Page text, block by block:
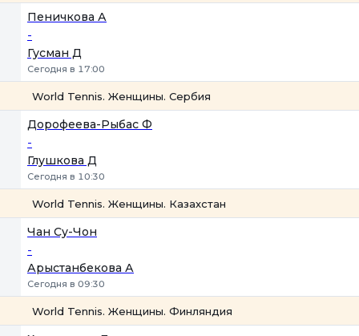
Пеничкова А
-
Гусман Д
Сегодня в 17:00
World Tennis. Женщины. Сербия
Дорофеева-Рыбас Ф
-
Глушкова Д
Сегодня в 10:30
World Tennis. Женщины. Казахстан
Чан Су-Чон
-
Арыстанбекова А
Сегодня в 09:30
World Tennis. Женщины. Финляндия